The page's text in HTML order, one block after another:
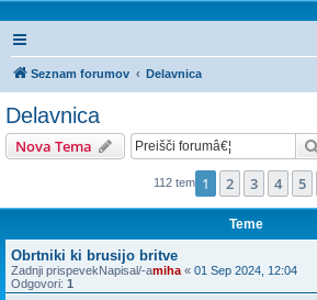
Seznam forumov Delavnica
Delavnica
Nova Tema
112 tem 1 2 3 4 5
Teme
Obrtniki ki brusijo britve
Zadnji prispevekNapisal/-amiha « 01 Sep 2024, 12:04
Odgovori: 1